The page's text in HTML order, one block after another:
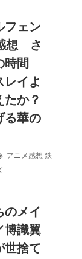
フェン
想 さ
時間
レイよ
たか？
る華の
アニメ感想 鉄
のメイ
博識翼
世捨て